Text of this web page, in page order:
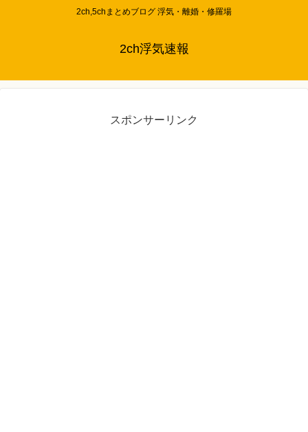
2ch,5chまとめブログ 浮気・離婚・修羅場
2ch浮気速報
スポンサーリンク